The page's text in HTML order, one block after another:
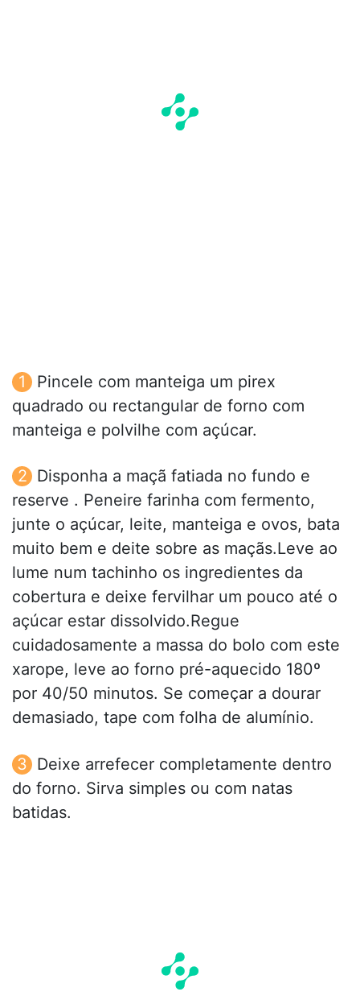
Pincele com manteiga um pirex
quadrado ou rectangular de forno com
manteiga e polvilhe com açúcar.
Disponha a maçã fatiada no fundo e
reserve . Peneire farinha com fermento,
junte o açúcar, leite, manteiga e ovos, bata
muito bem e deite sobre as maçãs.Leve ao
lume num tachinho os ingredientes da
cobertura e deixe fervilhar um pouco até o
açúcar estar dissolvido.Regue
cuidadosamente a massa do bolo com este
xarope, leve ao forno pré-aquecido 180º
por 40/50 minutos. Se começar a dourar
demasiado, tape com folha de alumínio.
Deixe arrefecer completamente dentro
do forno. Sirva simples ou com natas
batidas.